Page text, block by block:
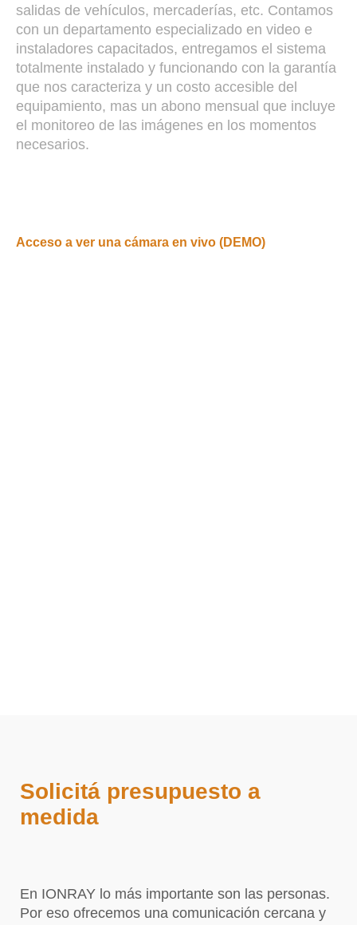
salidas de vehículos, mercaderías, etc. Contamos
con un departamento especializado en video e
instaladores capacitados, entregamos el sistema
totalmente instalado y funcionando con la garantía
que nos caracteriza y un costo accesible del
equipamiento, mas un abono mensual que incluye
el monitoreo de las imágenes en los momentos
necesarios.
Acceso a ver una cámara en vivo (DEMO)
Solicitá presupuesto a
medida
En IONRAY lo más importante son las personas.
Por eso ofrecemos una comunicación cercana y